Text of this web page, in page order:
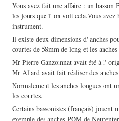
Vous avez fait une affaire : un basson
les jours que l' on voit cela.Vous avez
instrument.
Il existe deux dimensions d' anches
courtes de 58mm de long et les
Mr Pierre Ganzoinnat avait été à l'
Mr Allard avait fait réaliser des
Normalement les anches longues ont
les courtes.
Certains bassonistes (français) jouent
exemple des anches POM de